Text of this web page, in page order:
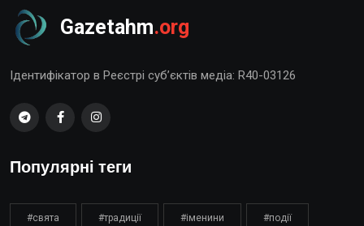
Gazetahm.org
Ідентифікатор в Реєстрі суб’єктів медіа: R40-03126
Популярні теги
#свята #традиції #іменини #події